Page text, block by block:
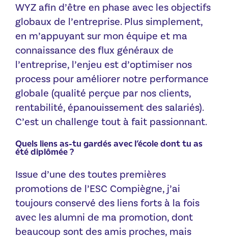
WYZ afin d’être en phase avec les objectifs
globaux de l’entreprise. Plus simplement,
en m’appuyant sur mon équipe et ma
connaissance des flux généraux de
l’entreprise, l’enjeu est d’optimiser nos
process pour améliorer notre performance
globale (qualité perçue par nos clients,
rentabilité, épanouissement des salariés).
C’est un challenge tout à fait passionnant.
Quels liens as-tu gardés avec l’école dont tu as
été diplômée ?
Issue d’une des toutes premières
promotions de l’ESC Compiègne, j’ai
toujours conservé des liens forts à la fois
avec les alumni de ma promotion, dont
beaucoup sont des amis proches, mais